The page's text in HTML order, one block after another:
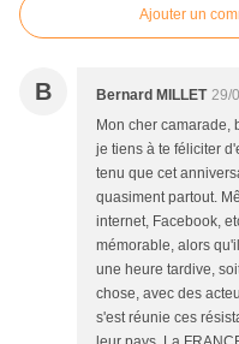
Ajouter un
B Bernard MILLET 29/
Mon cher camarade,
je tiens à te féliciter
tenu que cet
quasiment partout.
internet, Facebook,
mémorable, alors
une heure tardive,
chose, avec des
s'est réunie ces